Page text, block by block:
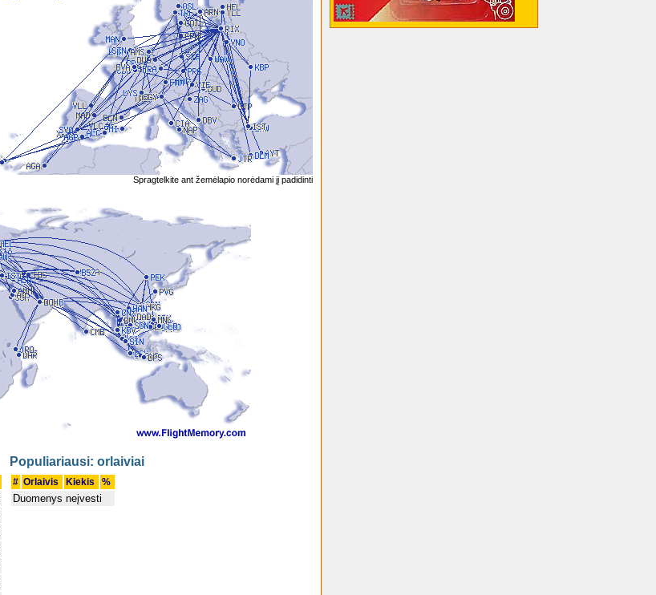
Spragtelkite ant žemėlapio norėdami jį padidinti
Populiariausi: orlaiviai
# Orlaivis Kiekis %
Duomenys neįvesti